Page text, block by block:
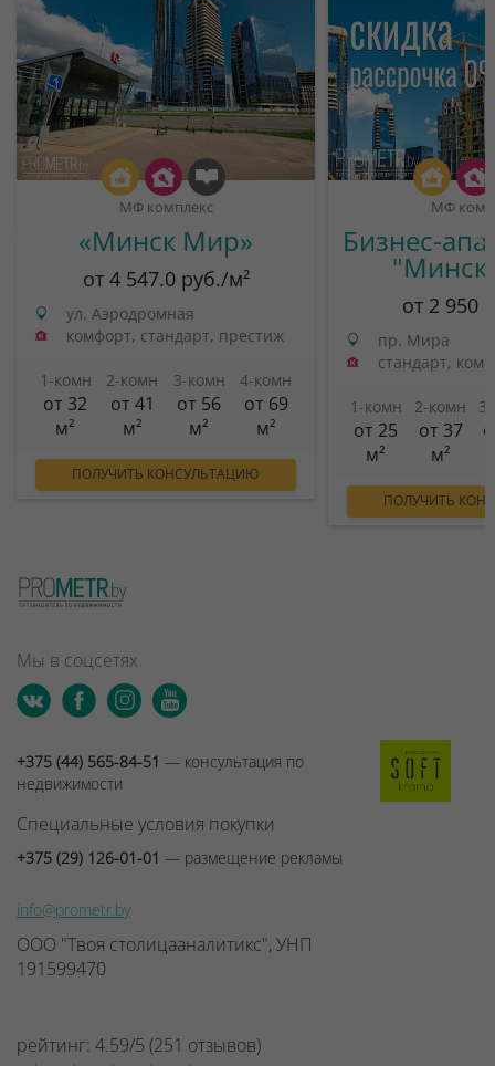
МФ комплекс
«Минск Мир»
от 4 547.0 руб./м²
ул. Аэродромная
комфорт, стандарт, престиж
1-комн
от 32
м²
2-комн
от 41
м²
3-комн
от 56
м²
4-комн
от 69
м²
ПОЛУЧИТЬ КОНСУЛЬТАЦИЮ
МФ
Бизнес-
от 2 950
пр. Мира
стандарт,
1-комн
от 25
м²
2-комн
от 37
м²
ПОЛУЧИТЬ
Мы в соцсетях
+375 (44) 565-84-51 — консультация по
недвижимости
Специальные условия покупки
+375 (29) 126-01-01 — размещение рекламы
info@prometr.by
ООО "Твоя столицааналитикс", УНП
191599470
рейтинг: 4.59/5 (251 отзывов)